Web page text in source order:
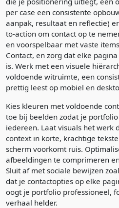
per case een consistente
aanpak, resultaat en reflectie)
to-action om contact op te
en voorspelbaar met vaste
Contact, en zorg dat elke
is. Werk met een visuele
voldoende witruimte, een
prettig leest op mobiel en
Kies kleuren met voldoende
toe bij beelden zodat je
iedereen. Laat visuals het werk
context in korte, krachtige
scherm voorkomt ruis.
afbeeldingen te comprimeren
Sluit af met sociale bewijzen
dat je contactopties op elke
oogt je portfolio professioneel,
verhaal helder.